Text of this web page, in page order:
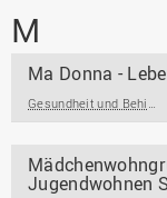
M
Ma Donna -
Gesundheit und Behinderung
Jugendwohnen